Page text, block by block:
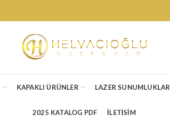
KAPAKLI ÜRÜNLER LAZER SUNUMLUKLAR
2025 KATALOG PDF İLETİSİM